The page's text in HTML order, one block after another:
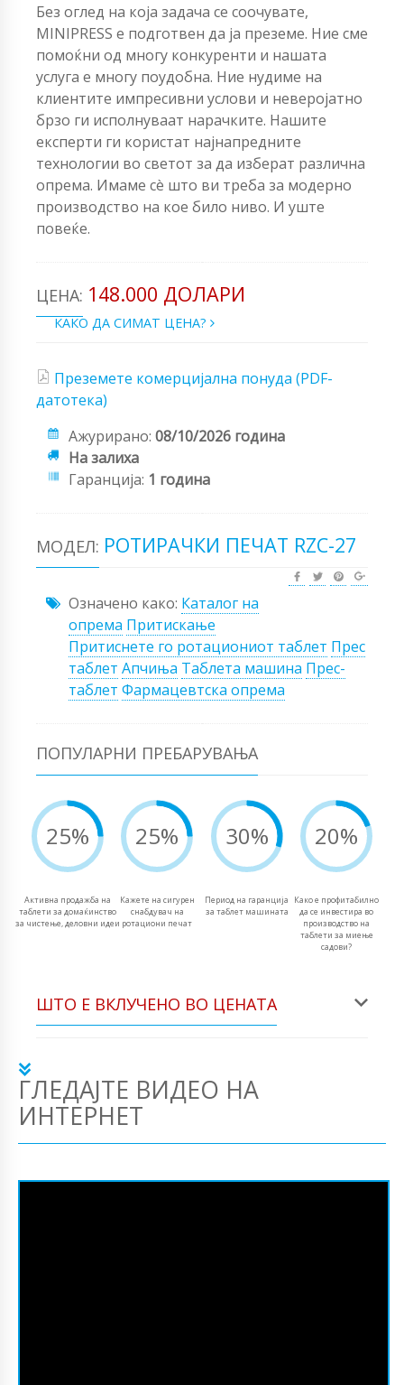
Без оглед на која задача се соочувате,
MINIPRESS е подготвен да ја преземе. Ние сме
помоќни од многу конкуренти и нашата
услуга е многу поудобна. Ние нудиме на
клиентите импресивни услови и неверојатно
брзо ги исполнуваат нарачките. Нашите
експерти ги користат најнапредните
технологии во светот за да изберат различна
опрема. Имаме сè што ви треба за модерно
производство на кое било ниво. И уште
повеќе.
ЦЕНА: 148.000 ДОЛАРИ
КАКО ДА СИМАТ ЦЕНА?
Преземете комерцијална понуда (PDF-
датотека)
Ажурирано: 08/10/2026 година
На залиха
Гаранција: 1 година
МОДЕЛ: РОТИРАЧКИ ПЕЧАТ RZC-27
Означено како: Каталог на
опрема Притискање
Притиснете го ротациониот таблет Прес
таблет Апчиња Таблета машина Прес-
таблет Фармацевтска опрема
ПОПУЛАРНИ ПРЕБАРУВАЊА
25%
Активна продажба на
таблети за домаќинство
за чистење, деловни идеи
25%
Кажете на сигурен
снабдувач на
ротациони печат
30%
Период на гаранција
за таблет машината
20%
Како е профитабилно
да се инвестира во
производство на
таблети за миење
садови?
ШТО Е ВКЛУЧЕНО ВО ЦЕНАТА
ГЛЕДАЈТЕ ВИДЕО НА
ИНТЕРНЕТ